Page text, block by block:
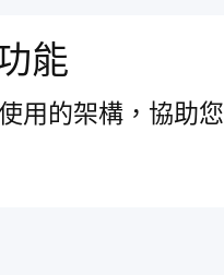
能
用的架構，協助